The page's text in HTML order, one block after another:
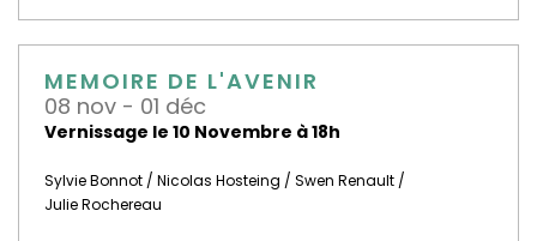
MEMOIRE DE L'AVENIR
08 nov - 01 déc
Vernissage le 10 Novembre à 18h
Sylvie Bonnot / Nicolas Hosteing / Swen Renault /
Julie Rochereau